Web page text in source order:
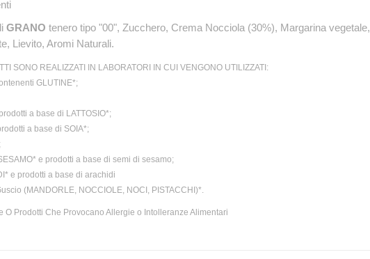
GRANO tenero tipo "00", Zucchero, Crema Nocciola (30%), Margarina vegetale,
Lievito, Aromi Naturali.
SONO REALIZZATI IN LABORATORI IN CUI VENGONO UTILIZZATI:
GLUTINE*;
a base di LATTOSIO*;
a base di SOIA*;
e prodotti a base di semi di sesamo;
e prodotti a base di arachidi
(MANDORLE, NOCCIOLE, NOCI, PISTACCHI)*.
O Prodotti Che Provocano Allergie o Intolleranze Alimentari